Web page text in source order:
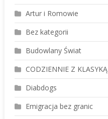
Artur i Romowie
Bez kategorii
Budowlany Świat
CODZIENNIE Z KLASYKĄ
Diabdogs
Emigracja bez granic